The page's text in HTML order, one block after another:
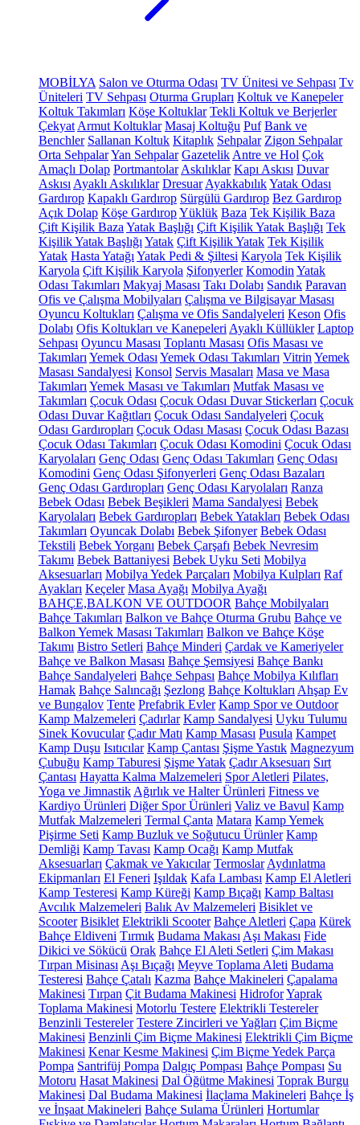
MOBİLYA Salon ve Oturma Odası TV Ünitesi ve Sehpası Tv
Üniteleri TV Sehpası Oturma Grupları Koltuk ve Kanepeler
Koltuk Takımları Köşe Koltuklar Tekli Koltuk ve Berjerler
Çekyat Armut Koltuklar Masaj Koltuğu Puf Bank ve
Benchler Sallanan Koltuk Kitaplık Sehpalar Zigon Sehpalar
Orta SehpalarYan Sehpalar Gazetelik Antre ve Hol Çok
Amaçlı Dolap Portmantolar Askılıklar Kapı Askısı Duvar
Askısı Ayaklı Askılıklar Dresuar AyakkabılıkYatak Odası
Gardırop Kapaklı Gardırop Sürgülü Gardırop Bez Gardırop
Açık Dolap Köşe GardıropYüklük Baza Tek Kişilik Baza
Çift Kişilik Baza Yatak Başlığı Çift Kişilik Yatak Başlığı Tek
Kişilik Yatak Başlığı Yatak Çift Kişilik Yatak Tek Kişilik
Yatak Hasta Yatağı Yatak Pedi & Şiltesi Karyola Tek Kişilik
Karyola Çift Kişilik Karyola Şifonyerler Komodin Yatak
Odası Takımları Makyaj Masası Takı Dolabı Sandık Paravan
Ofis ve Çalışma Mobilyaları Çalışma ve Bilgisayar Masası
Oyuncu Koltukları Çalışma ve Ofis Sandalyeleri Keson Ofis
Dolabı Ofis Koltukları ve Kanepeleri Ayaklı Küllükler Laptop
Sehpası Oyuncu Masası Toplantı Masası Ofis Masası ve
Takımları Yemek Odası Yemek Odası Takımları Vitrin Yemek
Masası Sandalyesi Konsol Servis Masaları Masa ve Masa
Takımları Yemek Masası ve Takımları Mutfak Masası ve
Takımları Çocuk Odası Çocuk Odası Duvar Stickerları Çocuk
Odası Duvar Kağıtları Çocuk Odası Sandalyeleri Çocuk
Odası Gardıropları Çocuk Odası Masası Çocuk Odası Bazası
Çocuk Odası Takımları Çocuk Odası Komodini Çocuk Odası
Karyolaları Genç Odası Genç Odası Takımları Genç Odası
Komodini Genç Odası Şifonyerleri Genç Odası Bazaları
Genç Odası Gardıropları Genç Odası Karyolaları Ranza
Bebek Odası Bebek Beşikleri Mama Sandalyesi Bebek
Karyolaları Bebek Gardıropları Bebek Yatakları Bebek Odası
Takımları Oyuncak Dolabı Bebek Şifonyer Bebek Odası
Tekstili Bebek Yorganı Bebek Çarşafı Bebek Nevresim
Takımı Bebek Battaniyesi Bebek Uyku Seti Mobilya
Aksesuarları Mobilya Yedek Parçaları Mobilya Kulpları Raf
Ayakları Keçeler Masa Ayağı Mobilya Ayağı
BAHÇE,BALKON VE OUTDOOR Bahçe Mobilyaları
Bahçe Takımları Balkon ve Bahçe Oturma Grubu Bahçe ve
Balkon Yemek Masası Takımları Balkon ve Bahçe Köşe
Takımı Bistro Setleri Bahçe Minderi Çardak ve Kameriyeler
Bahçe ve Balkon Masası Bahçe Şemsiyesi Bahçe Bankı
Bahçe Sandalyeleri Bahçe Sehpası Bahçe Mobilya Kılıfları
Hamak Bahçe Salıncağı Şezlong Bahçe Koltukları Ahşap Ev
ve Bungalov Tente Prefabrik Evler Kamp Spor ve Outdoor
Kamp Malzemeleri Çadırlar Kamp Sandalyesi Uyku Tulumu
Sinek Kovucular Çadır Matı Kamp Masası Pusula Kampet
Kamp Duşu Isıtıcılar Kamp Çantası Şişme Yastık Magnezyum
Çubuğu Kamp Taburesi Şişme Yatak Çadır Aksesuarı Sırt
Çantası Hayatta Kalma Malzemeleri Spor Aletleri Pilates,
Yoga ve Jimnastik Ağırlık ve Halter Ürünleri Fitness ve
Kardiyo Ürünleri Diğer Spor Ürünleri Valiz ve Bavul Kamp
Mutfak Malzemeleri Termal Çanta Matara Kamp Yemek
Pişirme Seti Kamp Buzluk ve Soğutucu Ürünler Kamp
Demliği Kamp Tavası Kamp Ocağı Kamp Mutfak
Aksesuarları Çakmak ve Yakıcılar Termoslar Aydınlatma
Ekipmanları El Feneri Işıldak Kafa Lambası Kamp El Aletleri
Kamp Testeresi Kamp Küreği Kamp Bıçağı Kamp Baltası
Avcılık Malzemeleri Balık Av Malzemeleri Bisiklet ve
Scooter Bisiklet Elektrikli Scooter Bahçe Aletleri Çapa Kürek
Bahçe Eldiveni Tırmık Budama Makası Aşı Makası Fide
Dikici ve Sökücü Orak Bahçe El Aleti Setleri Çim Makası
Tırpan Misinası Aşı Bıçağı Meyve Toplama Aleti Budama
Testeresi Bahçe Çatalı Kazma Bahçe Makineleri Çapalama
Makinesi Tırpan Çit Budama Makinesi HidroforYaprak
Toplama Makinesi Motorlu Testere Elektrikli Testereler
Benzinli Testereler Testere Zincirleri ve Yağları Çim Biçme
Makinesi Benzinli Çim Biçme Makinesi Elektrikli Çim Biçme
Makinesi Kenar Kesme Makinesi Çim Biçme Yedek Parça
Pompa Santrifüj Pompa Dalgıç Pompası Bahçe Pompası Su
Motoru Hasat Makinesi Dal Öğütme Makinesi Toprak Burgu
Makinesi Dal Budama Makinesi İlaçlama Makineleri Bahçe İş
ve İnşaat Makineleri Bahçe Sulama Ürünleri Hortumlar